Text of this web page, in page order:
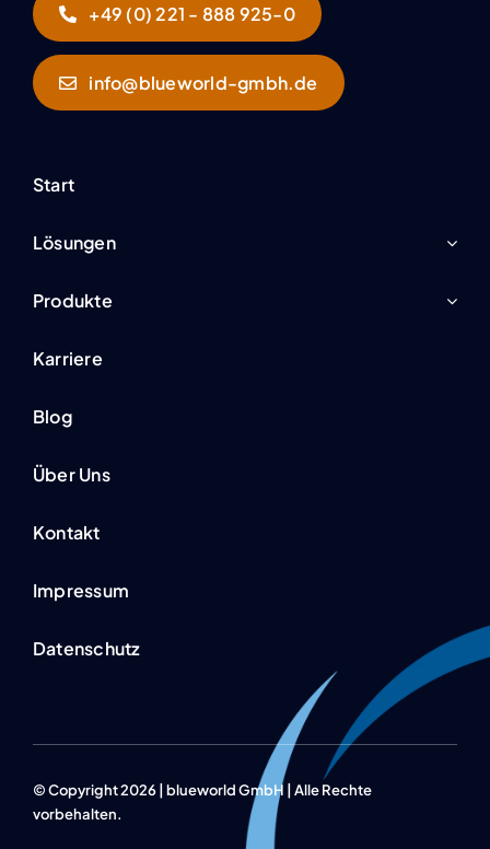
+49 (0) 221 - 888 925-0
info@blueworld-gmbh.de
Start
Lösungen
Produkte
Karriere
Blog
Über Uns
Kontakt
Impressum
Datenschutz
© Copyright 2026 | blueworld GmbH | Alle Rechte
vorbehalten.